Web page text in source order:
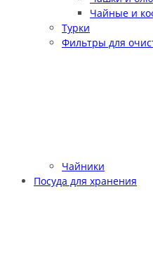
Чайные и
Турки
Фильтры для
Чайники
Посуда для хранения